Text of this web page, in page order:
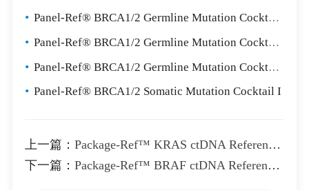
• Panel-Ref® BRCA1/2 Germline Mutation Cocktail I
• Panel-Ref® BRCA1/2 Germline Mutation Cocktail II
• Panel-Ref® BRCA1/2 Germline Mutation Cocktail III
• Panel-Ref® BRCA1/2 Somatic Mutation Cocktail I
上一篇： Package-Ref™ KRAS ctDNA Reference Standard
下一篇： Package-Ref™ BRAF ctDNA Reference Standard